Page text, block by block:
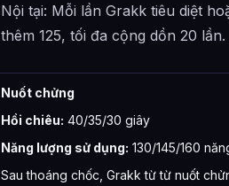
Nội tại: Mỗi lần Grakk tiêu diệt
thêm 125, tối đa cộng dồn 20 lần.
Nuốt chửng
Hồi chiêu: 40/35/30 giây
Năng lượng sử dụng: 130/145/160
Sau thoáng chốc, Grakk từ từ nuốt